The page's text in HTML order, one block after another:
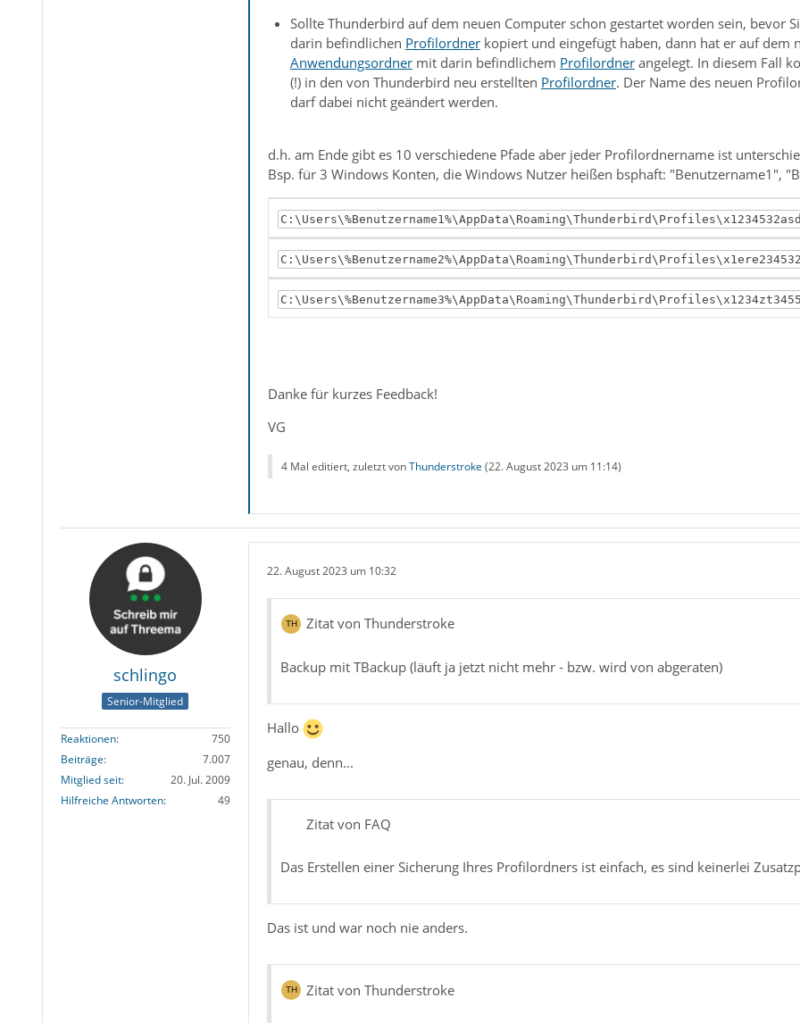
Sollte Thunderbird auf dem neuen Computer schon gestartet worden sein, bevor
darin befindlichen Profilordnerkopiert und eingefügt haben, dann hat er auf dem
Anwendungsordnermit darin befindlichem Profilordnerangelegt. In diesem Fall
(!) in den von Thunderbird neu erstellten Profilordner. Der Name des neuen
darf dabei nicht geändert werden.
d.h. am Ende gibt es 10 verschiedene Pfade aber jeder Profilordnername ist
Bsp. für 3 Windows Konten, die Windows Nutzer heißen bsphaft: "Benutzername1",
Danke für kurzes Feedback!
VG
4 Mal editiert, zuletzt vonThunderstroke (22. August 2023 um 11:14)
schlingo
Senior-Mitglied
Reaktionen
750
Beiträge
7.007
Mitglied seit
20. Jul. 2009
Hilfreiche Antworten
49
22. August 2023 um 10:32
Zitat von Thunderstroke
Backup mit TBackup (läuft ja jetzt nicht mehr - bzw. wird von abgeraten)
Hallo
genau, denn...
Zitat von FAQ
Das Erstellen einer Sicherung Ihres Profilordners ist einfach, es sind keinerlei
Das ist und war noch nie anders.
Zitat von Thunderstroke